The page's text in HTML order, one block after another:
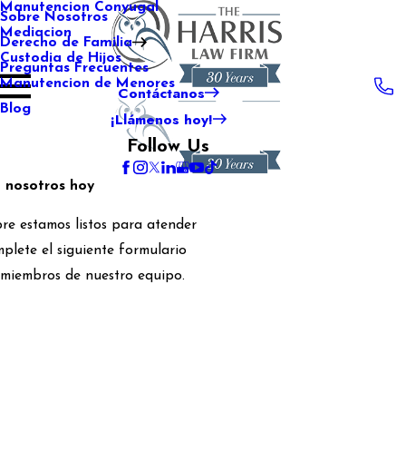
Sobre Nosotros
Derecho de Familia
Manutencion Conyugal
Mediacion
Custodia de Hijos
Manutencion de Menores
Blog
Preguntas Frecuentes
Contáctanos
¡Llámenos hoy!
Follow Us
hoy
estamos listos para atender
el siguiente formulario
de nuestro equipo.